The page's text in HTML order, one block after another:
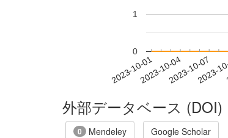
2023-10-012023-10-042023-10-07
2023-
0
1
外部データベース (DOI)
0 Mendeley Google Scholar